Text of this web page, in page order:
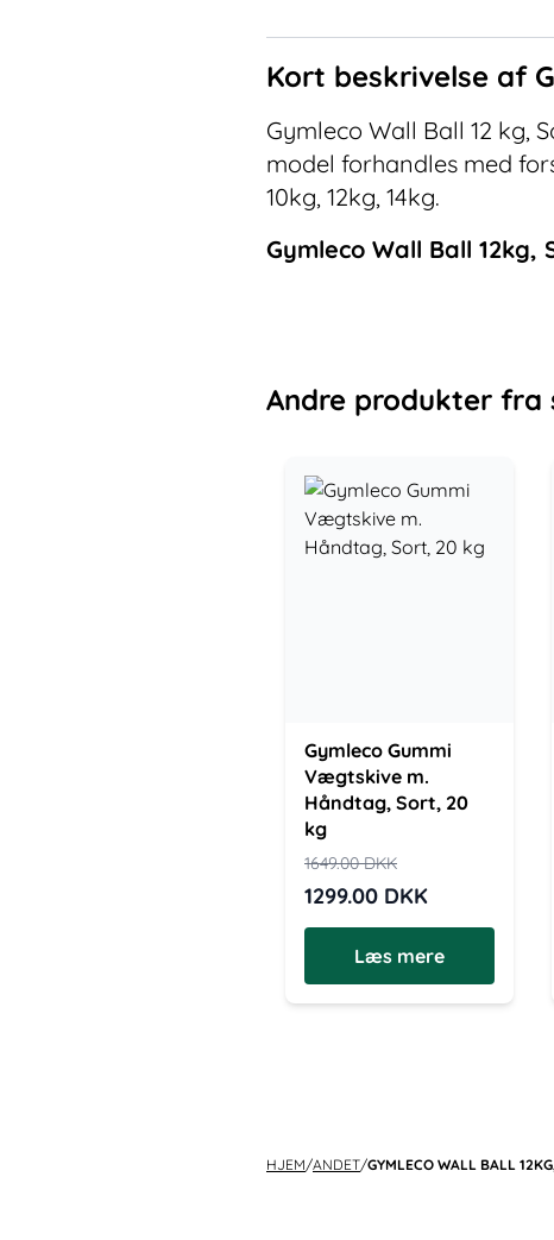
Kort beskrivelse af
Gymleco Wall Ball 12
model forhandles med
10kg, 12kg, 14kg.
Gymleco Wall Ball 12kg,
Andre produkter fra
Gymleco Gummi
Vægtskive m.
Håndtag, Sort, 20
kg
1649.00DKK
1299.00 DKK
Læs mere
HJEM/ANDET/GYMLECO WALL BALL